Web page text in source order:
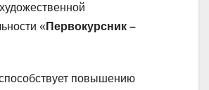
« Первокурсник –
повышению